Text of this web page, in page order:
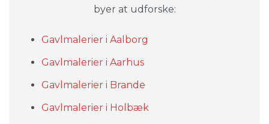
byer at udforske:
Gavlmalerier i Aalborg
Gavlmalerier i Aarhus
Gavlmalerier i Brande
Gavlmalerier i Holbæk